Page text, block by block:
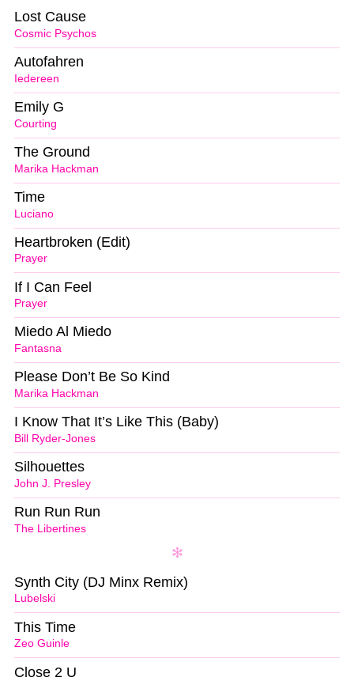
Cosmic Psychos
Lost Cause
Iedereen
Autofahren
Courting
Emily G
Marika Hackman
The Ground
Luciano
Time
Prayer
Heartbroken (Edit)
Prayer
If I Can Feel
Fantasna
Miedo Al Miedo
Marika Hackman
Please Don’t Be So Kind
Bill Ryder-Jones
I Know That It’s Like This (Baby)
John J. Presley
Silhouettes
The Libertines
Run Run Run
Lubelski
Synth City (DJ Minx Remix)
Zeo Guinle
This Time
Close 2 U